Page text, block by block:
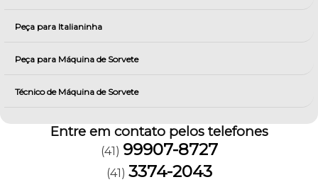
Peça para Italianinha
Peça para Máquina de Sorvete
Técnico de Máquina de Sorvete
Entre em contato pelos telefones
(41) 99907-8727
(41) 3374-2043